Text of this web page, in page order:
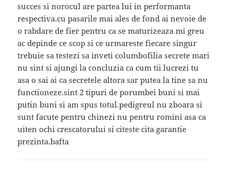
succes si norocul are partea lui in performanta
respectiva.cu pasarile mai ales de fond ai nevoie de
o rabdare de fier pentru ca se maturizeaza mi greu
ac depinde ce scop si ce urmareste fiecare singur
trebuie sa testezi sa inveti columbofilia secrete mari
nu sint si ajungi la concluzia ca cum tii lucrezi tu
asa o sai ai ca secretele altora sar putea la tine sa nu
functioneze.sint 2 tipuri de porumbei buni si mai
putin buni si am spus totul.pedigreul nu zboara si
sunt facute pentru chinezi nu pentru romini asa ca
uiten ochi crescatorului si citeste cita garantie
prezinta.bafta